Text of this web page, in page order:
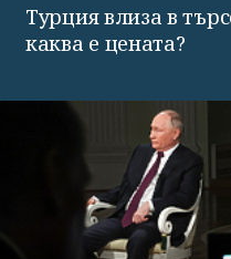
Турция влиза в
каква е цената?